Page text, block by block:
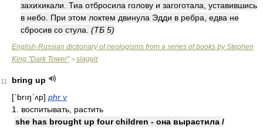
захихикали. Тиа отбросила голову и загоготала, уставившись
в небо. При этом локтем двинула Эдди в ребра, едва не
сбросив со стула. (ТБ 5)
English-Russian dictionary of neologisms from a series of books by Stephen
King "Dark Tower"> slaggit
11
bring up
[ʹbrıŋʹʌp] phr v
1. воспитывать, растить
she has brought up four children - она вырастила /